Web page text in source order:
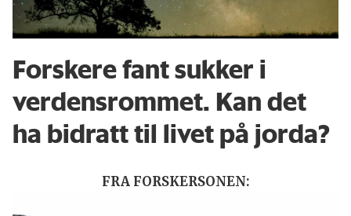
Forskere fant sukker i
verdensrommet. Kan det
ha bidratt til livet på jorda?
FRA FORSKERSONEN: